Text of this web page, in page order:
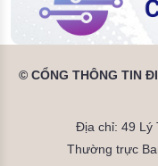
© CỔNG THÔNG TIN
Địa chỉ: 49 Lý
Thường trực